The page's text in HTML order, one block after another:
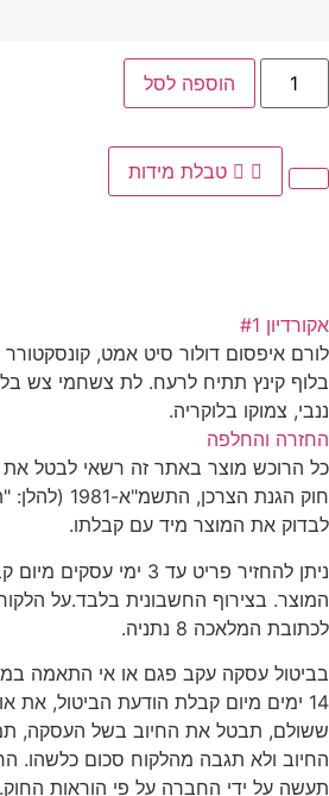
הוספה לסל
טבלת מידות
אקורדיון #1
לורם איפסום דולור סיט אמט, קונסקטורר
בלוף קינץ תתיח לרעח. לת צשחמי צש
ננבי, צמוקו בלוקריה.
החזרה והחלפה
כל הרוכש מוצר באתר זה רשאי לבטל
חוק הגנת
לבדוק את המוצר מיד עם קבלתו.
המוצר. בצירוף החשבונית בלבד.על
לכתובת המלאכה 8 נתניה.
בביטול עסקה עקב פגם או אי התאמה
14 ימים מיום קבלת הודעת הביטול,
ששולם, תבטל את החיוב בשל העסקה,
החיוב ולא תגבה מהלקוח סכום כלשהו.
תעשה על ידי החברה על פי הוראות החוק.